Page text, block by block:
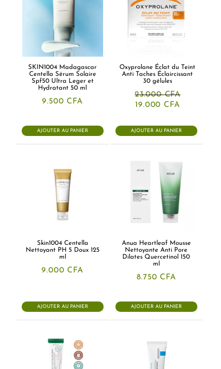
SKIN1004 Madagascar
Centella Sérum Solaire
Spf50 Ultra Leger et
Hydratant 50 ml
9.500 CFA
AJOUTER AU PANIER
Oxyprolane Éclat du Teint
Anti Taches Éclaircissant
30 gélules
23.000CFA
Le
était :
23.000 CFA.
19.000 CFA
est :
19.000
AJOUTER AU PANIER
Skin1004 Centella
Nettoyant PH 5 Doux 125
ml
9.000 CFA
AJOUTER AU PANIER
Anua Heartleaf Mousse
Nettoyante Anti Pore
Dilates Quercetinol 150
ml
8.750 CFA
AJOUTER AU PANIER